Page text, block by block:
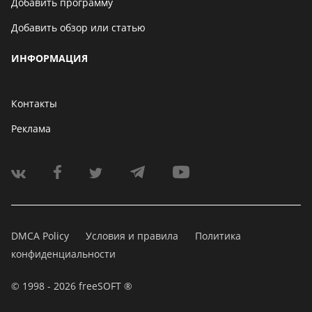
Добавить обзор или статью
ИНФОРМАЦИЯ
Контакты
Реклама
DMCA Policy Условия и правила
Политика
конфиденциальности
© 1998 - 2026 freeSOFT ®